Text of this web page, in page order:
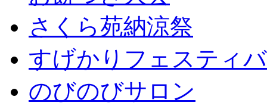
さくら苑納涼祭
すげかりフェスティ
のびのびサロン